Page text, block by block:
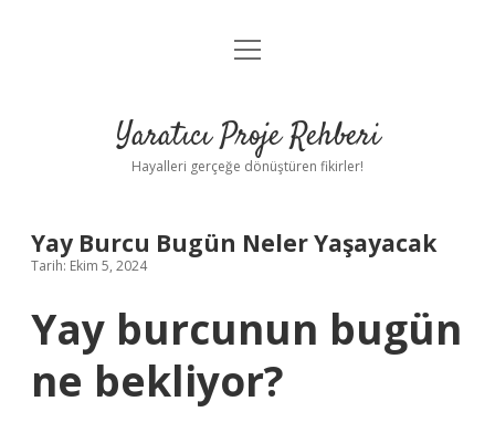
Anasayfa
Yasal Uyarı
menüyü
Yaratıcı Proje Rehberi
Hayalleri gerçeğe dönüştüren fikirler!
Yay Burcu Bugün Neler Yaşayacak
Tarih: Ekim 5, 2024
Yay burcunun bugün
ne bekliyor?